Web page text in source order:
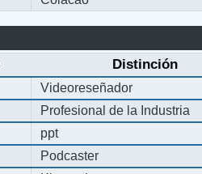
Distinción
Videoreseñador
Profesional de la Industria
ppt
Podcaster